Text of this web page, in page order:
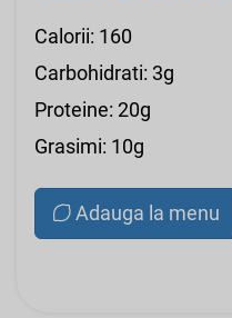
Calorii: 160
Carbohidrati: 3g
Proteine: 20g
Grasimi: 10g
Adauga la menu